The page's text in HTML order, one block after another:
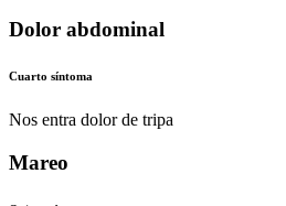
Dolor abdominal
Cuarto síntoma
Nos entra dolor de tripa
Mareo